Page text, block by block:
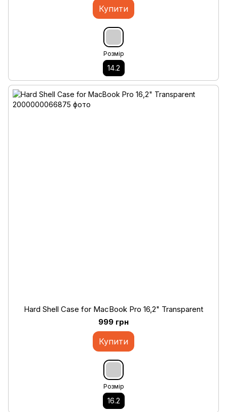
Купити
Розмір
14.2
Hard Shell Case for MacBook Pro 16,2" Transparent
999 грн
Купити
Розмір
16.2